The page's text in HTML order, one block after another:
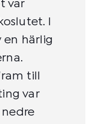
var
I
en härlig
till
var
nedre